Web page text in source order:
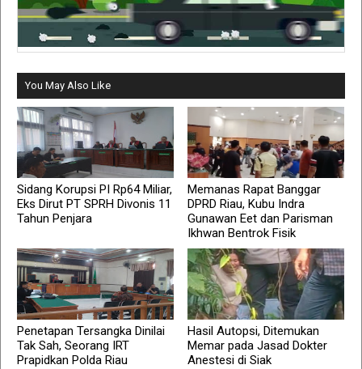
You May Also Like
Sidang Korupsi PI Rp64 Miliar,
Eks Dirut PT SPRH Divonis 11
Tahun Penjara
Memanas Rapat Banggar
DPRD Riau, Kubu Indra
Gunawan Eet dan Parisman
Ikhwan Bentrok Fisik
Penetapan Tersangka Dinilai
Tak Sah, Seorang IRT
Prapidkan Polda Riau
Hasil Autopsi, Ditemukan
Memar pada Jasad Dokter
Anestesi di Siak